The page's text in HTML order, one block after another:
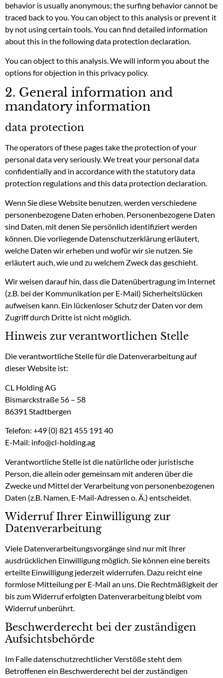
behavior is usually anonymous; the surfing behavior cannot be
traced back to you. You can object to this analysis or prevent it
by not using certain tools. You can find detailed information
about this in the following data protection declaration.
You can object to this analysis. We will inform you about the
options for objection in this privacy policy.
2. General information and
mandatory information
data protection
The operators of these pages take the protection of your
personal data very seriously. We treat your personal data
confidentially and in accordance with the statutory data
protection regulations and this data protection declaration.
Wenn Sie diese Website benutzen, werden verschiedene
personenbezogene Daten erhoben. Personenbezogene Daten
sind Daten, mit denen Sie persönlich identifiziert werden
können. Die vorliegende Datenschutzerklärung erläutert,
welche Daten wir erheben und wofür wir sie nutzen. Sie
erläutert auch, wie und zu welchem Zweck das geschieht.
Wir weisen darauf hin, dass die Datenübertragung im Internet
(z.B. bei der Kommunikation per E-Mail) Sicherheitslücken
aufweisen kann. Ein lückenloser Schutz der Daten vor dem
Zugriff durch Dritte ist nicht möglich.
Hinweis zur verantwortlichen Stelle
Die verantwortliche Stelle für die Datenverarbeitung auf
dieser Website ist:
CL Holding AG
Bismarckstraße 56 – 58
86391 Stadtbergen
Telefon: +49 (0) 821 455 191 40
E-Mail: info@cl-holding.ag
Verantwortliche Stelle ist die natürliche oder juristische
Person, die allein oder gemeinsam mit anderen über die
Zwecke und Mittel der Verarbeitung von personenbezogenen
Daten (z.B. Namen, E-Mail-Adressen o. Ä.) entscheidet.
Widerruf Ihrer Einwilligung zur
Datenverarbeitung
Viele Datenverarbeitungsvorgänge sind nur mit Ihrer
ausdrücklichen Einwilligung möglich. Sie können eine bereits
erteilte Einwilligung jederzeit widerrufen. Dazu reicht eine
formlose Mitteilung per E-Mail an uns. Die Rechtmäßigkeit der
bis zum Widerruf erfolgten Datenverarbeitung bleibt vom
Widerruf unberührt.
Beschwerderecht bei der zuständigen
Aufsichtsbehörde
Im Falle datenschutzrechtlicher Verstöße steht dem
Betroffenen ein Beschwerderecht bei der zuständigen